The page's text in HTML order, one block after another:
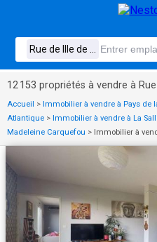
12 153 propriétés à vendre à
Accueil > Immobilier à vendre à Pays de
Atlantique > Immobilier à vendre à La
Madeleine Carquefou > Immobilier à